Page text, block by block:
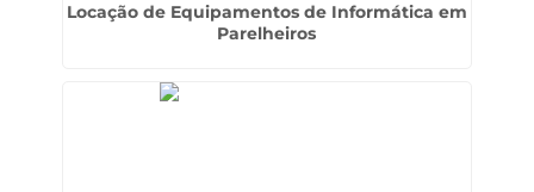
Locação de Equipamentos de Informática em
Parelheiros